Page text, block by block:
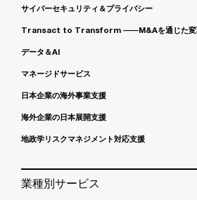
サイバーセキュリティ＆プライバシー
Transact to Transform ――M&Aを通じた変
データ＆AI
マネージドサービス
日本企業の海外事業支援
海外企業の日本展開支援
地政学リスクマネジメント対応支援
業種別サービス